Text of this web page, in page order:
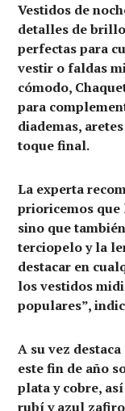
Vestidos de
detalles de
perfectas para
vestir o faldas
cómodo,
para
diademas,
toque final.
La experta
prioricemos que
sino que
terciopelo y la
destacar en
los vestidos
populares”,
A su vez
este fin de año
plata y cobre,
rubí y azul